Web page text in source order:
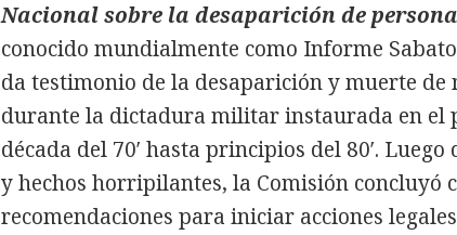
Nacional sobre la desaparición de
conocido mundialmente como Informe
da testimonio de la desaparición y muerte de
durante la dictadura militar instaurada en el
década del 70′ hasta principios del 80′.
y hechos horripilantes, la Comisión concluyó
recomendaciones para iniciar acciones